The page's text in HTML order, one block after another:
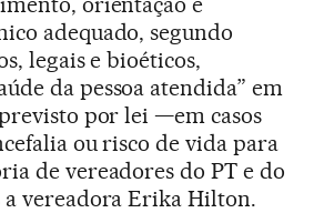
adequado, segundo
legais e bioéticos,
da pessoa atendida” em
por lei —em casos
ou risco de vida para
de vereadores do PT e do
a vereadora Erika Hilton.